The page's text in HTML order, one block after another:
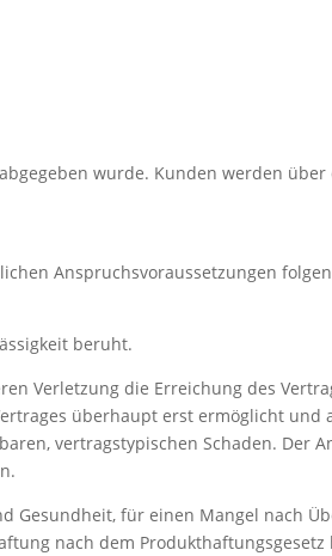
wurde. Kunden werden über
Anspruchsvoraussetzungen
beruht.
Verletzung die Erreichung des
überhaupt erst ermöglicht und
vertragstypischen Schaden. Der
Gesundheit, für einen Mangel nach
nach dem